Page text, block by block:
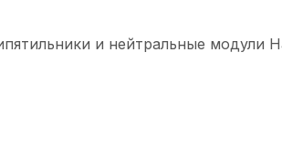
и нейтральные модули